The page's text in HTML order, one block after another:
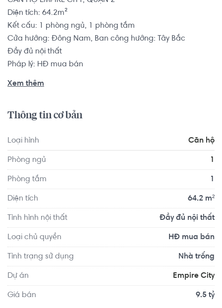
Diện tích: 64.2m²
Kết cấu: 1 phòng ngủ, 1 phòng tắm
Cửa hướng: Đông Nam, Ban công hướng: Tây Bắc
Đầy đủ nội thất
Pháp lý: HĐ mua bán
tại vị trí thuận tiện di chuyển với đầy đủ các tiện ích về y tế,
Quận 4, Nha Khoa Khánh An...
Xem thêm
Thông tin cơ bản
Loại hình Căn hộ
Phòng ngủ 1
Phòng tắm 1
Diện tích 64.2 m²
Tình hình nội thất Đầy đủ nội thất
Loại chủ quyền HĐ mua bán
Tình trạng sử dụng Nhà trống
Dự án Empire City
Giá bán 9.5 tỷ